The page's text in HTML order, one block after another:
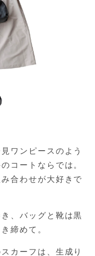
ワンピースのよう
コートならでは。
合わせが大好きで
、 バッグと靴は黒
締めて。
カーフは、 生成り